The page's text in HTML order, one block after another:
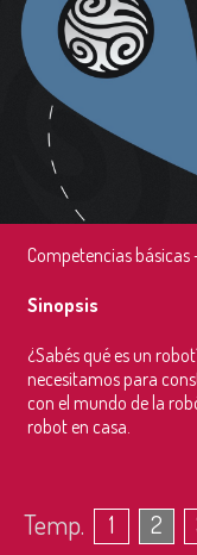
Competencias básicas
Sinopsis
¿Sabés qué es un
necesitamos para
con el mundo de la
robot en casa.
Temp. 1 2